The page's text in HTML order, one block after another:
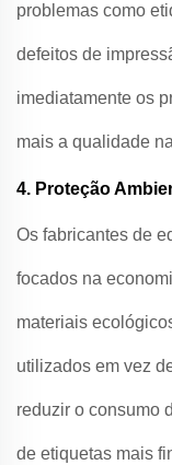
problemas como
defeitos de
imediatamente os
mais a qualidade
4. Proteção
Os fabricantes de
focados na
materiais
utilizados em vez
reduzir o consumo
de etiquetas mais